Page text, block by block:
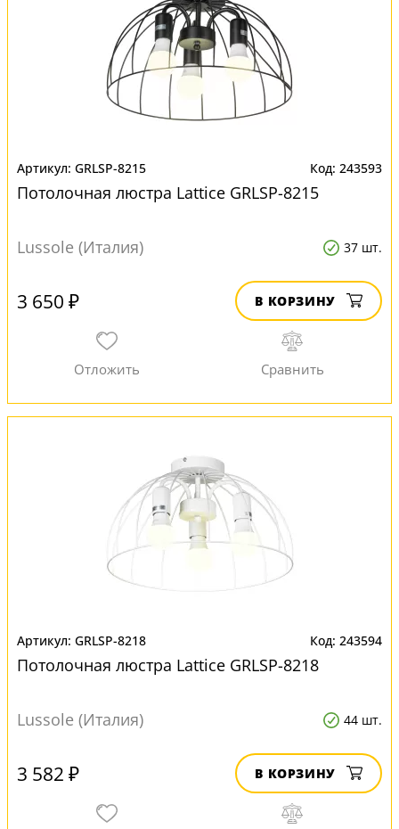
GRLSP-8215 243593
Потолочная люстра Lattice GRLSP-8215
Lussole (Италия) 37 шт.
3 650 ₽ В КОРЗИНУ
GRLSP-8218 243594
Потолочная люстра Lattice GRLSP-8218
Lussole (Италия) 44 шт.
3 582 ₽ В КОРЗИНУ